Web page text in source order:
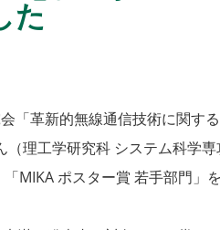
た
「革新的無線通信技術に関す
理工学研究科 システム科学
MIKA ポスター賞 若手部門」を